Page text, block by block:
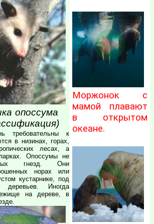
опоссума
требовательны к
в низинах, горах,
лесах, а
Опоссумы не
гнезд. Они
норах или
кустарнике, под
деревьев. Иногда
на дереве, в
Моржонок с
мамой плавают
в открытом
океане.